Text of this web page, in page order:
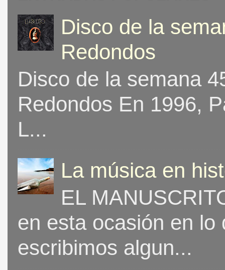
Disco de la
Redondos
Disco de la semana
Redondos En 1996,
L...
La música en
EL
en esta ocasión en
escribimos algun...